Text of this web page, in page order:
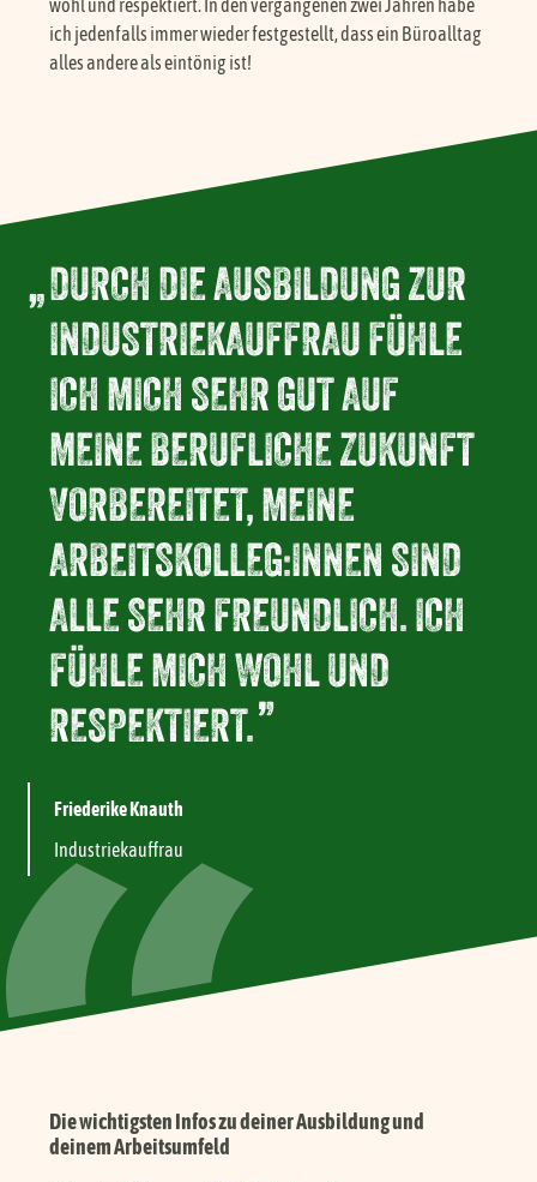
wohl und respektiert. In den vergangenen zwei Jahren habe
ich jedenfalls immer wieder festgestellt, dass ein Büroalltag
alles andere als eintönig ist!
DURCH DIE AUSBILDUNG ZUR
INDUSTRIEKAUFFRAU FÜHLE
ICH MICH SEHR GUT AUF
MEINE BERUFLICHE ZUKUNFT
VORBEREITET, MEINE
ARBEITSKOLLEG:INNEN SIND
ALLE SEHR FREUNDLICH. ICH
FÜHLE MICH WOHL UND
RESPEKTIERT.
Friederike Knauth
Industriekauffrau
Die wichtigsten Infos zu deiner Ausbildung und
deinem Arbeitsumfeld